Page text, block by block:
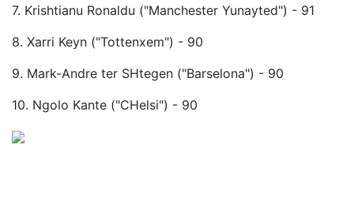
7. Krishtianu Ronaldu ("Manchester Yunayted") - 91
8. Xarri Keyn ("Tottenxem") - 90
9. Mark-Andre ter SHtegen ("Barselona") - 90
10. Ngolo Kante ("CHelsi") - 90